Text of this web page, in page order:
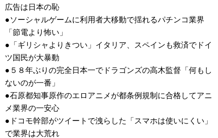
広告は日本の恥
●ソーシャルゲームに利用者大移動で揺れるパチンコ業界
「節電より怖い」
●「ギリシャよりきつい」イタリア、スペインも救済でドイ
ツ国民が大暴動
●５８年ぶりの完全日本一でドラゴンズの高木監督「何もし
ないのが一番」
●石原都知事原作のエロアニメが都条例規制に合格してアニ
メ業界の一安心
●ドコモ幹部がツイートで洩らした「スマホは使いにくい」
で業界は大荒れ